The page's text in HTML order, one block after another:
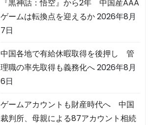
『黒神話：悟空』から2年 中国産AAA
ゲームは転換点を迎えるか2026年8月
7日
中国各地で有給休暇取得を後押し 管
理職の率先取得も義務化へ2026年8月
6日
ゲームアカウントも財産時代へ 中国
裁判所、母親による87アカウント相続